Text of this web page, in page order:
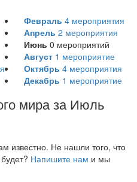
Февраль 4 мероприятия
Апрель 2 мероприятия
Июнь 0 мероприятий
Август 1 мероприятие
Октябрь 4 мероприятия
Декабрь 1 мероприятие
мира за Июль
известно. Не нашли того, что
Напишите нам и мы